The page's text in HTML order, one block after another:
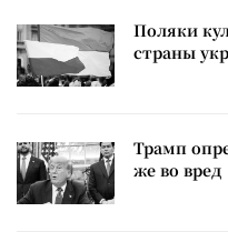
Поляки
страны
Трамп
же во вред